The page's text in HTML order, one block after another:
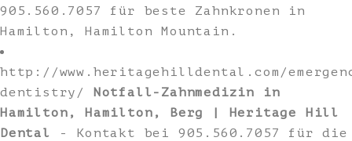
905.560.7057 für beste Zahnkronen in
Hamilton, Hamilton Mountain.
http://www.heritagehilldental.com/
dentistry/ Notfall-Zahnmedizin in
Hamilton, Hamilton, Berg | Heritage Hill
Dental
- Kontakt bei 905.560.7057 für die